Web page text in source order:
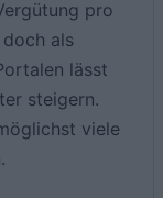
pro
als
lässt
steigern.
viele